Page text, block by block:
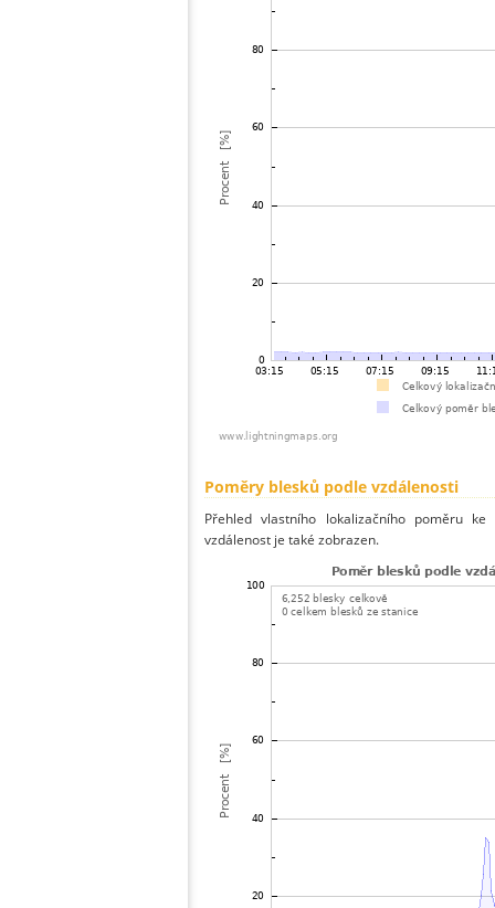
Poměry blesků podle vzdálenosti
Přehled vlastního lokalizačního poměru
vzdálenost je také zobrazen.